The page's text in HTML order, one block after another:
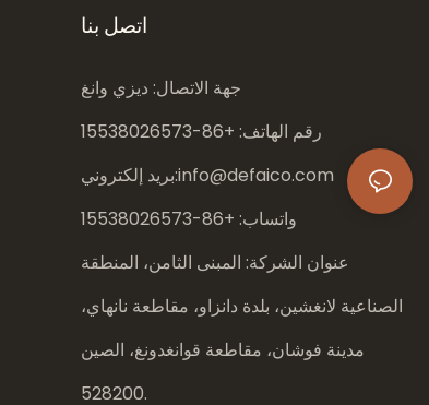
اتصل بنا
جهة الاتصال: ديزي وانغ
رقم الهاتف: +86-
15538026573
بريد إلكتروني:info@defaico.com
واتساب: +86-
15538026573
عنوان الشركة: المبنى الثامن، المنطقة
الصناعية لانغشين، بلدة دانزاو، مقاطعة نانهاي،
مدينة فوشان، مقاطعة قوانغدونغ، الصين
528200.